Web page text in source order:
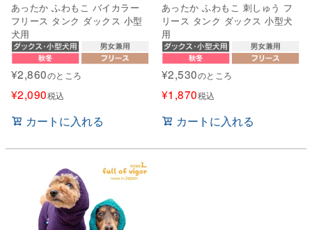
あったか ふわもこ バイカラー
フリース タンク ダックス 小型
犬用
¥2,860のところ
¥2,090税込
カートに入れる
あったか ふわもこ 刺しゅう フ
リース タンク ダックス 小型犬
用
¥2,530のところ
¥1,870税込
カートに入れる